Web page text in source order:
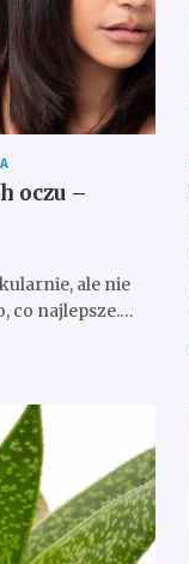
oczu –
ale nie
co najlepsze.…